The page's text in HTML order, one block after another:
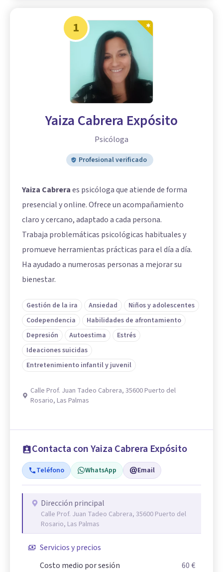
1
Yaiza Cabrera Expósito
Psicóloga
Profesional verificado
Yaiza Cabreraes psicóloga que atiende de forma
presencial y online. Ofrece un acompañamiento
claro y cercano, adaptado a cada persona.
Trabaja problemáticas psicológicas habituales y
promueve herramientas prácticas para el día a día.
Ha ayudado a numerosas personas a mejorar su
bienestar.
Gestión de la ira Ansiedad
Niños y adolescentes
Codependencia
Habilidades de afrontamiento
Depresión
Autoestima
Estrés
Ideaciones suicidas
Entretenimiento infantil y juvenil
Calle Prof. Juan Tadeo Cabrera, 35600 Puerto del
Rosario, Las Palmas
Contacta con Yaiza Cabrera Expósito
Teléfono WhatsApp Email
Dirección principal
Calle Prof. Juan Tadeo Cabrera, 35600 Puerto del
Rosario, Las Palmas
Servicios y precios
Costo medio por sesión
60 €